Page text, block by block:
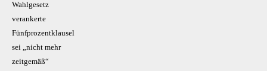
Wahlgesetz
verankerte
Fünfprozentklausel
sei „nicht mehr
zeitgemäß“